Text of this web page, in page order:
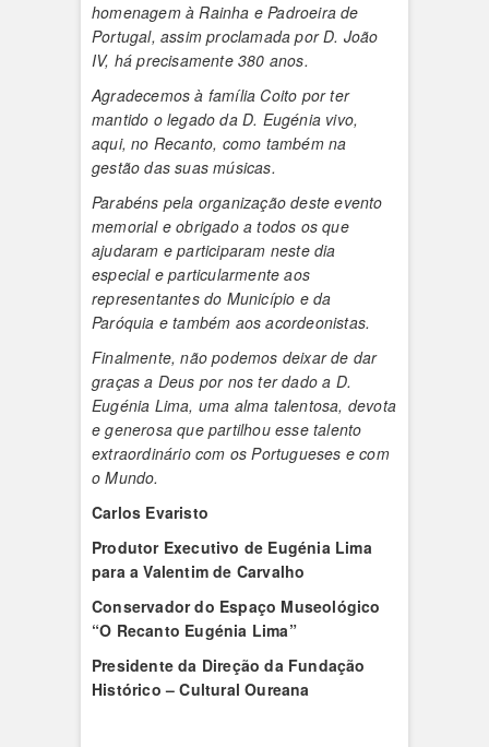
homenagem à Rainha e Padroeira de
Portugal, assim proclamada por D. João
IV, há precisamente 380 anos.
Agradecemos à família Coito por ter
mantido o legado da D. Eugénia vivo,
aqui, no Recanto, como também na
gestão das suas músicas.
Parabéns pela organização deste evento
memorial e obrigado a todos os que
ajudaram e participaram neste dia
especial e particularmente aos
representantes do Município e da
Paróquia e também aos acordeonistas.
Finalmente, não podemos deixar de dar
graças a Deus por nos ter dado a D.
Eugénia Lima, uma alma talentosa, devota
e generosa que partilhou esse talento
extraordinário com os Portugueses e com
o Mundo.
Carlos Evaristo
Produtor Executivo de Eugénia Lima
para a Valentim de Carvalho
Conservador do Espaço Museológico
“O Recanto Eugénia Lima”
Presidente da Direção da Fundação
Histórico – Cultural Oureana